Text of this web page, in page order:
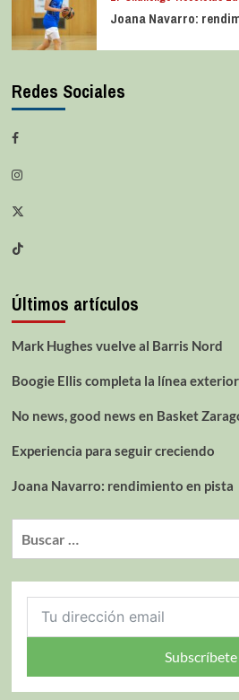
Joana Navarro:
Redes Sociales
Últimos artículos
Mark Hughes vuelve al Barris Nord
Boogie Ellis completa la línea
No news, good news en Basket
Experiencia para seguir creciendo
Joana Navarro: rendimiento en pista
Subscríbete